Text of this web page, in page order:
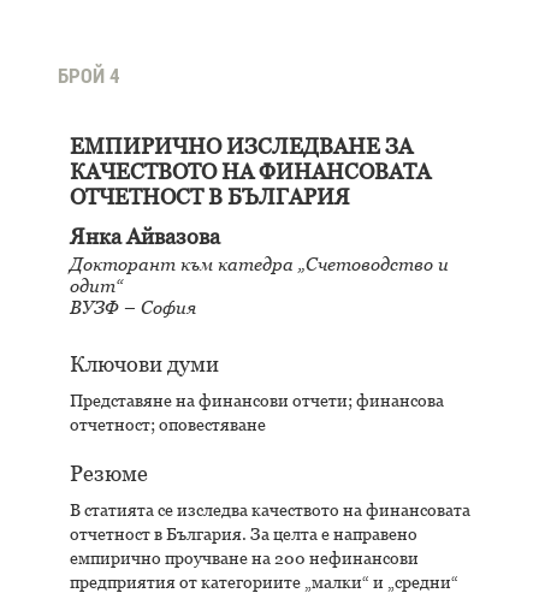
БРОЙ 4
ЕМПИРИЧНО ИЗСЛЕДВАНЕ ЗА
КАЧЕСТВОТО НА ФИНАНСОВАТА
ОТЧЕТНОСТ В БЪЛГАРИЯ
Янка Айвазова
Докторант към катедра „Счетоводство и
одит“
ВУЗФ – София
Ключови думи
Представяне на финансови отчети; финансова
отчетност; оповестяване
Резюме
В статията се изследва качеството на финансовата
отчетност в България. За целта е направено
емпирично проучване на 200 нефинансови
предприятия от категориите „малки“ и „средни“